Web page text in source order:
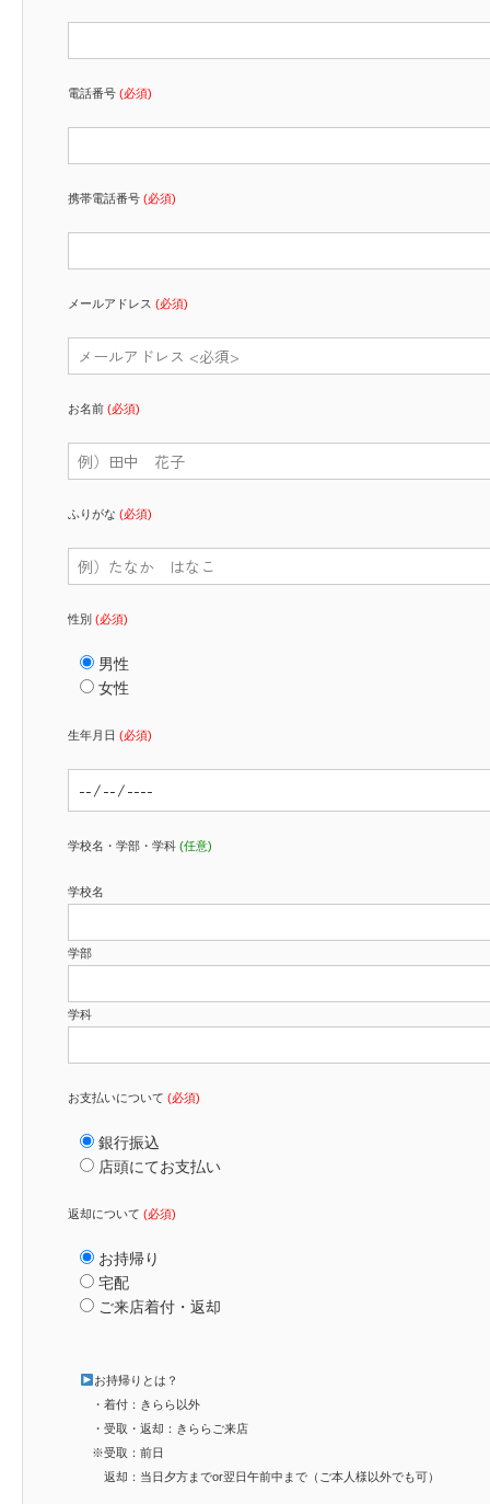
電話番号 (必須)
携帯電話番号 (必須)
メールアドレス (必須)
お名前 (必須)
ふりがな (必須)
性別 (必須)
男性
女性
生年月日 (必須)
学校名・学部・学科 (任意)
学校名
学部
学科
お支払いについて (必須)
銀行振込
店頭にてお支払い
返却について (必須)
お持帰り
宅配
ご来店着付・返却
お持帰りとは？
・着付：きらら以外
・受取・返却：きららご来店
※受取：前日
返却：当日夕方までor翌日午前中まで（ご本人様以外でも可）